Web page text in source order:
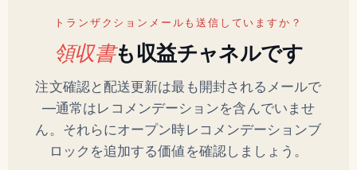
トランザクションメールも送信していますか？
領収書も収益チャネルです
注文確認と配送更新は最も開封されるメールで
—通常はレコメンデーションを含んでいませ
ん。それらにオープン時レコメンデーションブ
ロックを追加する価値を確認しましょう。